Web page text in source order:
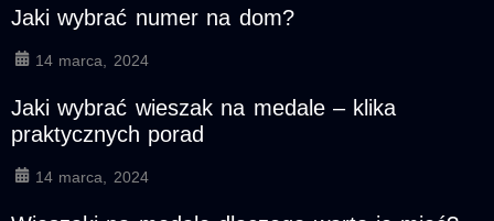
Jaki wybrać numer na dom?
14 marca, 2024
Jaki wybrać wieszak na medale – klika
praktycznych porad
14 marca, 2024